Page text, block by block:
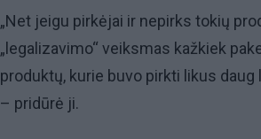
„Net jeigu pirkėjai ir nepirks tokių
„legalizavimo“ veiksmas kažkiek
produktų, kurie buvo pirkti likus
– pridūrė ji.